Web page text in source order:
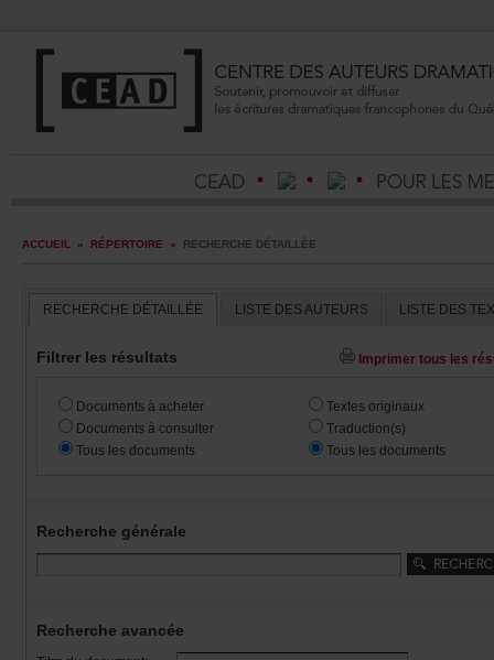
ACCUEIL » RÉPERTOIRE » RECHERCHEDÉTAILLÉE
RECHERCHEDÉTAILLÉE LISTEDESAUTEURS
Filtrerlesrésultats
Documentsàacheter
Documentsàconsulter
Touslesdocuments
Textesoriginaux
Traduction(s)
Touslesdocuments
Recherchegénérale
Rechercheavancée